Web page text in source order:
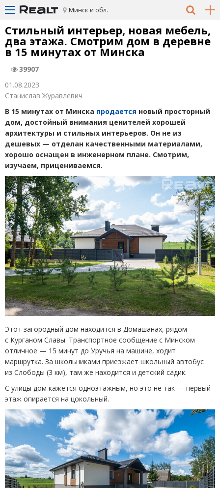
Минск и обл.
Стильный интерьер, новая мебель,
два этажа. Смотрим дом в деревне
в 15 минутах от Минска
39907
01.08.2023
Станислав Журавлевич
В 15 минутах от Минска продается новый просторный
дом, достойный внимания ценителей хорошей
архитектуры и стильных интерьеров. Он не из
дешевых — отделан качественными материалами,
хорошо оснащен в инженерном плане. Смотрим,
изучаем, прицениваемся.
Этот загородный дом находится в Домашанах, рядом
с Курганом Славы. Транспортное сообщение с Минском
отличное — 15 минут до Уручья на машине, ходит
маршрутка. За школьниками приезжает школьный автобус
из Слободы (3 км), там же находится и детский садик.
С улицы дом кажется одноэтажным, но это не так — первый
этаж опирается на цокольный.